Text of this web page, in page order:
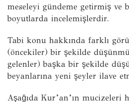
meseleyi gündeme getirmiş ve
boyutlarda incelemişlerdir.
Tabi konu hakkında farklı
(öncekiler) bir şekilde
gelenler) başka bir şekilde
beyanlarına yeni şeyler ilave
Aşağıda Kur’an’ın mucizeleri